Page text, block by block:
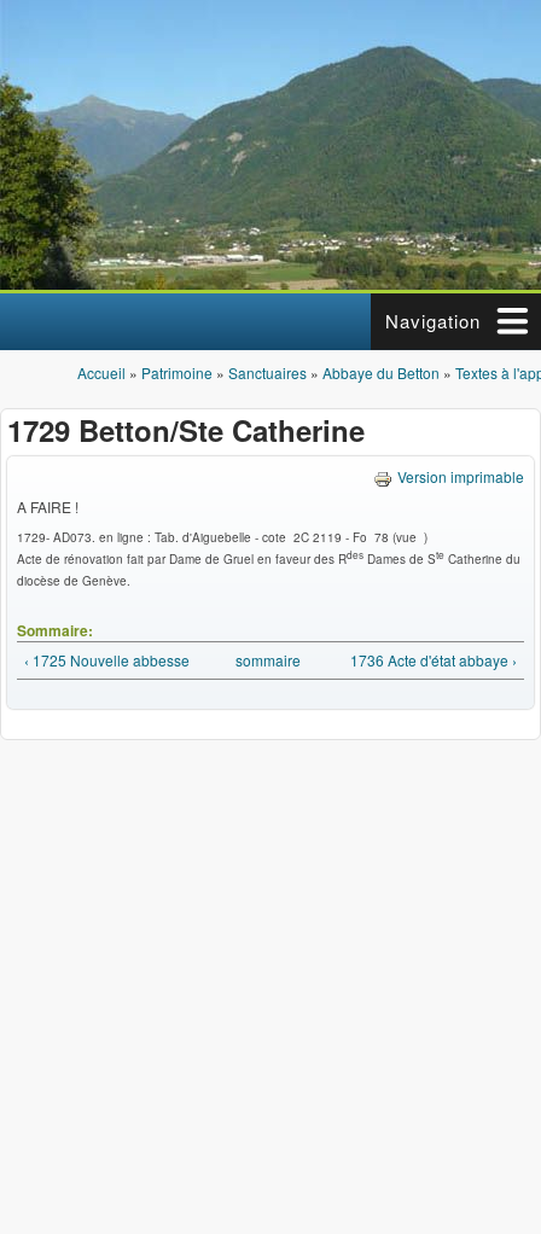
Navigation
Vous êtes ici
Accueil » Patrimoine » Sanctuaires » Abbaye du Betton » Textes à
1729 Betton/Ste Catherine
Version imprimable
A FAIRE !
1729- AD073. en ligne : Tab. d'Aiguebelle - cote 2C 2119 - Fo 78 (vue )
Acte de rénovation fait par Dame de Gruel en faveur des Rdes Dames de Ste Catherine du
diocèse de Genève.
Sommaire:
‹ 1725 Nouvelle abbesse sommaire 1736 Acte d'état abbaye ›